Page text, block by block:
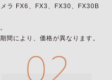
ラ FX6、FX3、FX30、FX30B
間により、価格が異なります。